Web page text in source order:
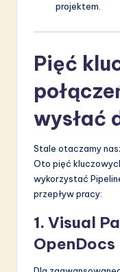
projektem.
Pięć
wysłać
Stale otaczamy
Oto pięć
wykorzystać
przepływ pracy:
1. Visual
OpenDocs